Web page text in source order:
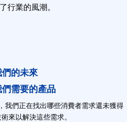
行業的風潮。
們的未來
需要的產品
我們正在找出哪些消費者需求還未獲得
來以解決這些需求。